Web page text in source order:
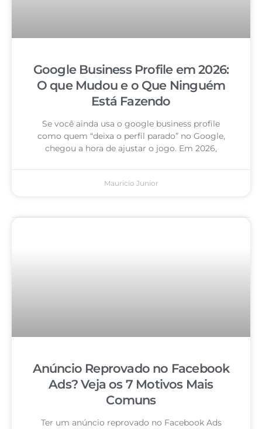
Google Business Profile em 2026:
O que Mudou e o Que Ninguém
Está Fazendo
Se você ainda usa o google business profile
como quem “deixa o perfil parado” no Google,
chegou a hora de ajustar o jogo. Em 2026,
Mauricio Junior
Anúncio Reprovado no Facebook
Ads? Veja os 7 Motivos Mais
Comuns
Ter um anúncio reprovado no Facebook Ads